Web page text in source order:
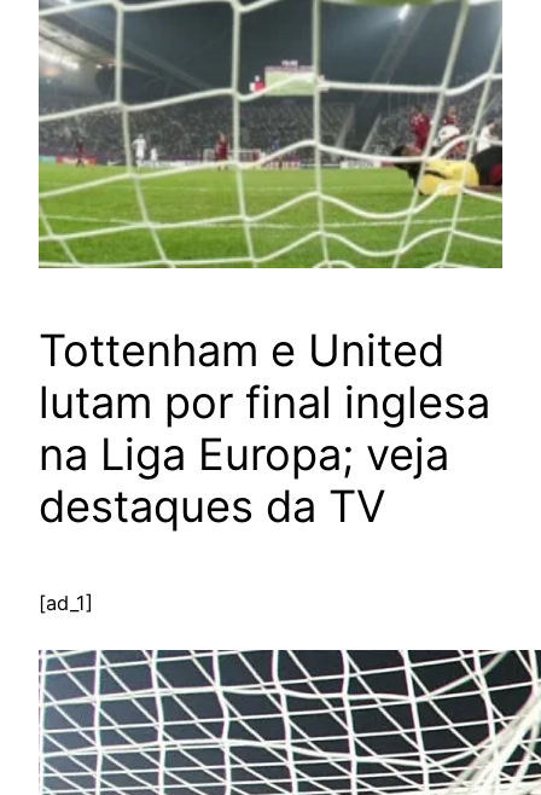
Tottenham e United
lutam por final inglesa
na Liga Europa; veja
destaques da TV
[ad_1]